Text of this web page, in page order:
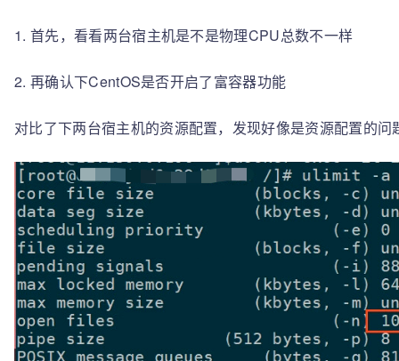
1. 首先，看看两台宿主机是不是物理CPU总数不一样
2. 再确认下CentOS是否开启了富容器功能
对比了下两台宿主机的资源配置，发现好像是资源配置的问